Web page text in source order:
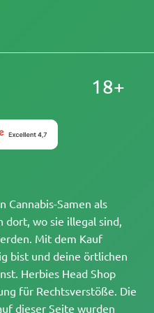
Cannabis-Samen als
wo sie illegal sind,
Mit dem Kauf
bist und deine örtlichen
Herbies Head Shop
für Rechtsverstöße. Die
dieser Seite wurden
18+